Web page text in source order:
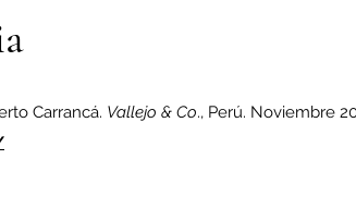
Carrancá. Vallejo & Co., Perú. Noviembre